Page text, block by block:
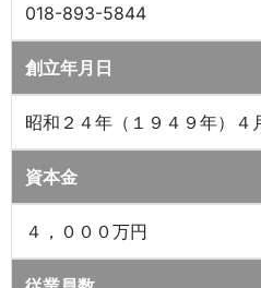
018-893-5844
創立年月日
昭和２４年（１９４９年）４
資本金
４，０００万円